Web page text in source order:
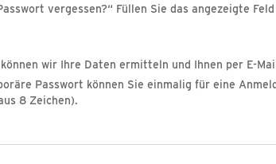
vergessen?“ Füllen Sie das angezeigte
wir Ihre Daten ermitteln und Ihnen per E-
Passwort können Sie einmalig für eine
8 Zeichen).